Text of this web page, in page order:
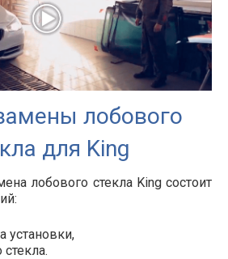
лобового
для King
лобового стекла King состоит
установки,